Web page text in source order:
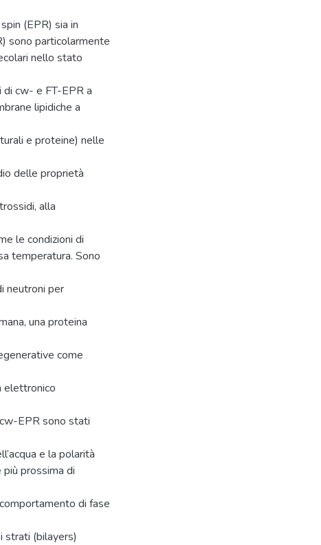
(EPR) sia in
sono particolarmente
nello stato
cw- e FT-EPR a
lipidiche a
e proteine) nelle
delle proprietà
alla
le condizioni di
temperatura. Sono
neutroni per
una proteina
come
elettronico
EPR sono stati
e la polarità
prossima di
di fase
strati (bilayers)